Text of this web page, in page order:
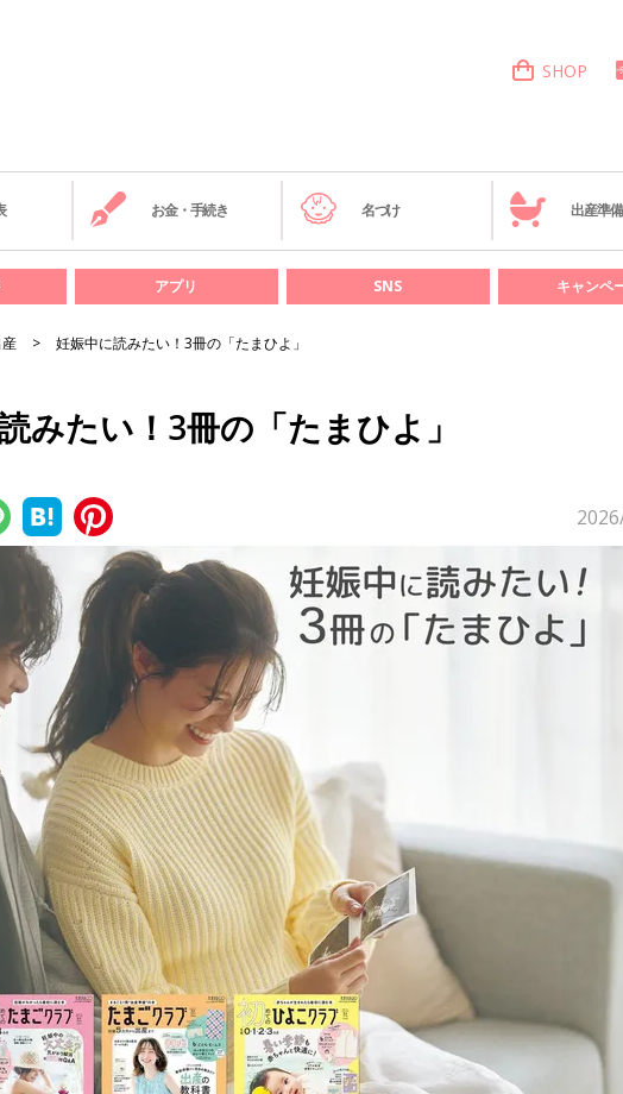
SHOP
お金・手続き 名づけ 出産準備
アプリ SNS キャンペ
妊娠中に読みたい！3冊の「たまひよ」
みたい！3冊の「たまひよ」